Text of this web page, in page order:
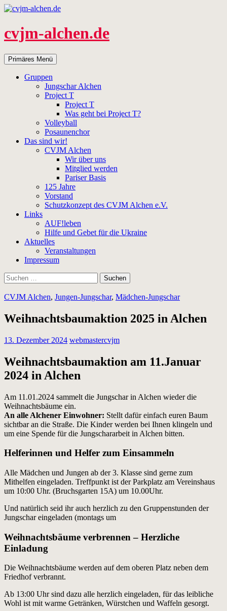
Zum
springen
cvjm-alchen.de
Suchen
Primäres Menü
Gruppen
Jungschar Alchen
Project T
Project T
Was geht bei Project T?
Volleyball
Posaunenchor
Das sind wir!
CVJM Alchen
Wir über uns
Mitglied werden
Pariser Basis
125 Jahre
Vorstand
Schutzkonzept des CVJM Alchen e.V.
Links
AUF!leben
Hilfe und Gebet für die Ukraine
Aktuelles
Veranstaltungen
Impressum
Suchen
nach:
CVJM Alchen, Jungen-Jungschar, Mädchen-Jungschar
Weihnachtsbaumaktion 2025 in Alchen
13. Dezember 2024 webmastercvjm
Weihnachtsbaumaktion am 11.Januar
2024 in Alchen
Am 11.01.2024 sammelt die Jungschar in Alchen wieder die
Weihnachtsbäume ein.
An alle Alchener Einwohner: Stellt dafür einfach euren Baum
sichtbar an die Straße. Die Kinder werden bei Ihnen klingeln und
um eine Spende für die Jungschararbeit in Alchen bitten.
Helferinnen und Helfer zum Einsammeln
Alle Mädchen und Jungen ab der 3. Klasse sind gerne zum
Mithelfen eingeladen. Treffpunkt ist der Parkplatz am Vereinshaus
um 10:00 Uhr. (Bruchsgarten 15A) um 10.00Uhr.
Und natürlich seid ihr auch herzlich zu den Gruppenstunden der
Jungschar eingeladen (montags um
Weihnachtsbäume verbrennen – Herzliche
Einladung
Die Weihnachtsbäume werden auf dem oberen Platz neben dem
Friedhof verbrannt.
Ab 13:00 Uhr sind dazu alle herzlich eingeladen, für das leibliche
Wohl ist mit warme Getränken, Würstchen und Waffeln gesorgt.